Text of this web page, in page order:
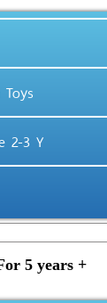
2-3 Y
5 years +